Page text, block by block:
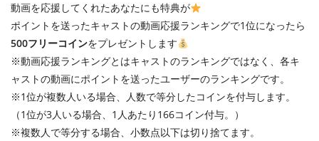
動画を応援してくれたあなたにも特典が
ポイントを送ったキャストの動画応援ランキングで1位になったら
500フリーコインをプレゼントします
※動画応援ランキングとはキャストのランキングではなく、各キ
ャストの動画にポイントを送ったユーザーのランキングです。
※1位が複数人いる場合、人数で等分したコインを付与します。
（1位が3人いる場合、1人あたり166コイン付与。）
※複数人で等分する場合、小数点以下は切り捨てます。